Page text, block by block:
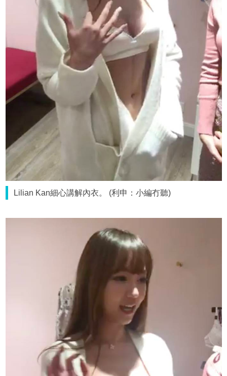
Lilian Kan細心講解內衣。 (利申：小編冇聽)